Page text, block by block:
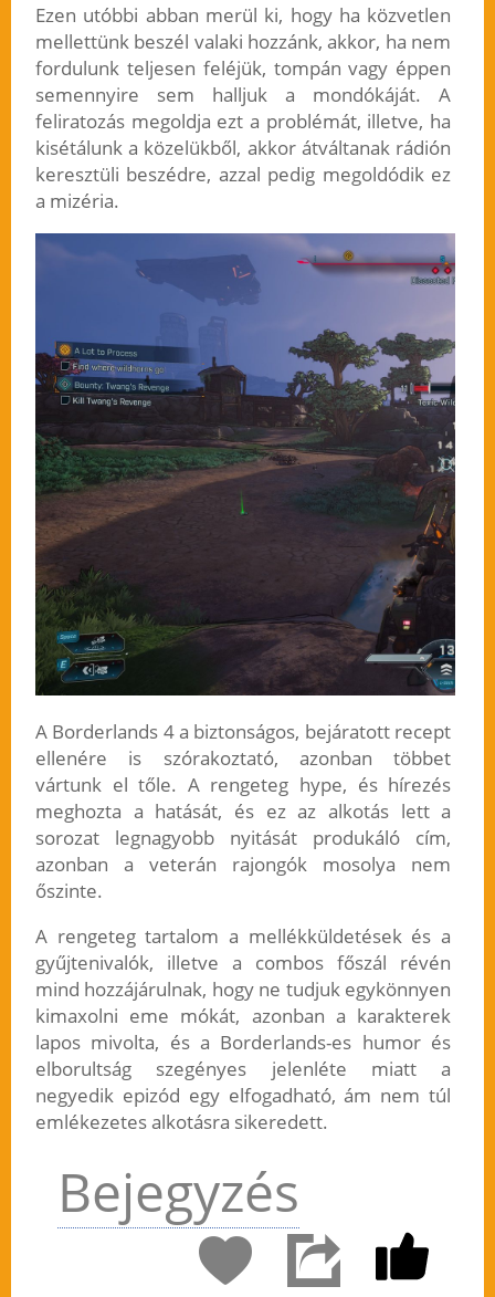
Ezen utóbbi abban merül ki, hogy ha közvetlen
mellettünk beszél valaki hozzánk, akkor, ha nem
fordulunk teljesen feléjük, tompán vagy éppen
semennyire sem halljuk a mondókáját. A
feliratozás megoldja ezt a problémát, illetve, ha
kisétálunk a közelükből, akkor átváltanak rádión
keresztüli beszédre, azzal pedig megoldódik ez
a mizéria.
A Borderlands 4 a biztonságos, bejáratott recept
ellenére is szórakoztató, azonban többet
vártunk el tőle. A rengeteg hype, és hírezés
meghozta a hatását, és ez az alkotás lett a
sorozat legnagyobb nyitását produkáló cím,
azonban a veterán rajongók mosolya nem
őszinte.
A rengeteg tartalom a mellékküldetések és a
gyűjtenivalók, illetve a combos főszál révén
mind hozzájárulnak, hogy ne tudjuk egykönnyen
kimaxolni eme mókát, azonban a karakterek
lapos mivolta, és a Borderlands-es humor és
elborultság szegényes jelenléte miatt a
negyedik epizód egy elfogadható, ám nem túl
emlékezetes alkotásra sikeredett.
Bejegyzés